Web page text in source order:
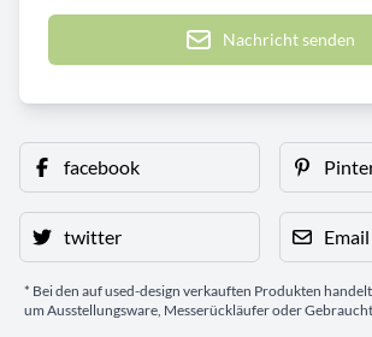
Nachricht senden
facebook
twitter Email
* Bei den auf used-design verkauften Produkten
um Ausstellungsware, Messerückläufer oder